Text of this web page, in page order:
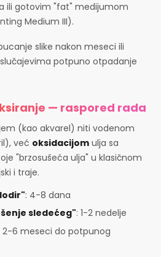
ili gotovim "fat" medijumom
Medium III).
slike nakon meseci ili
potpuno otpadanje
— raspored rada
(kao akvarel) niti vodenom
već oksidacijom ulja sa
"brzosušeća ulja" u klasičnom
i traje.
: 4-8 dana
sledećeg": 1-2 nedelje
2-6 meseci do potpunog